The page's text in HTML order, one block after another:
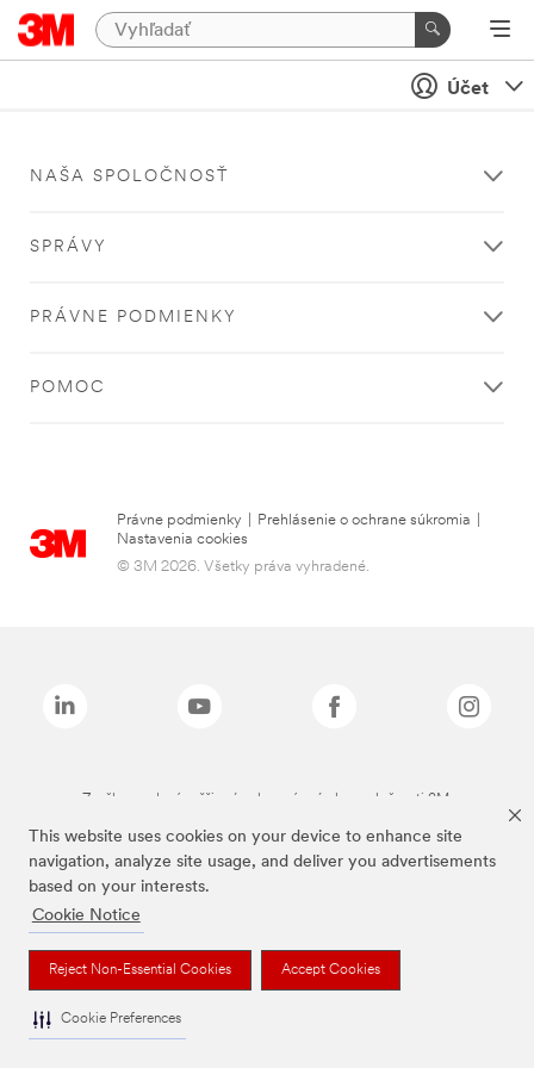
This website uses cookies on your device to enhance site
navigation, analyze site usage, and deliver you advertisements
based on your interests.
Cookie Notice
Reject Non-Essential Cookies Accept Cookies
Cookie Preferences
Účet
NAŠA SPOLOČNOSŤ
SPRÁVY
PRÁVNE PODMIENKY
POMOC
Právne podmienky Prehlásenie o ochrane súkromia
Nastavenia cookies
© 3M 2026. Všetky práva vyhradené.
Značky uvedené vyššie sú ochranné známky spoločnosti 3M.